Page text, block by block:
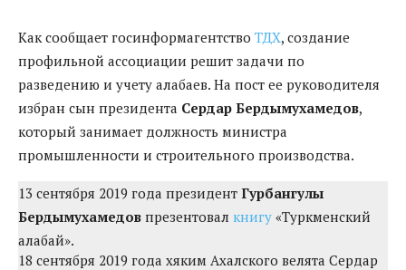
Как сообщает госинформагентство ТДХ, создание
профильной ассоциации решит задачи по
разведению и учету алабаев. На пост ее руководителя
избран сын президента Сердар Бердымухамедов,
который занимает должность министра
промышленности и строительного производства.
13 сентября 2019 года президент Гурбангулы
Бердымухамедов презентовал книгу «Туркменский
алабай».
18 сентября 2019 года хяким Ахалского велята Сердар